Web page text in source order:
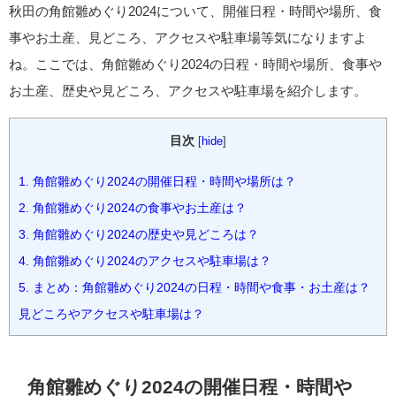
秋田の角館雛めぐり2024について、開催日程・時間や場所、食
事やお土産、見どころ、アクセスや駐車場等気になりますよ
ね。ここでは、角館雛めぐり2024の日程・時間や場所、食事や
お土産、歴史や見どころ、アクセスや駐車場を紹介します。
目次 hide
1. 角館雛めぐり2024の開催日程・時間や場所は？
2. 角館雛めぐり2024の食事やお土産は？
3. 角館雛めぐり2024の歴史や見どころは？
4. 角館雛めぐり2024のアクセスや駐車場は？
5. まとめ：角館雛めぐり2024の日程・時間や食事・お土産は？
見どころやアクセスや駐車場は？
角館雛めぐり2024の開催日程・時間や